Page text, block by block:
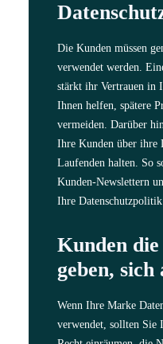
Die Kunden müssen
verwendet werden.
stärkt ihr Vertrauen in
Ihnen helfen, spätere
vermeiden. Darüber
Ihre Kunden über ihre
Laufenden halten. So
Kunden-Newslettern
Ihre
Kunden
geben, sich
Wenn Ihre Marke
verwendet, sollten Sie